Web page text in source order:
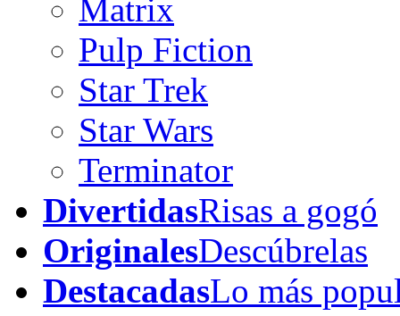
Matrix
Pulp Fiction
Star Trek
Star Wars
Terminator
DivertidasRisas a gogó
OriginalesDescúbrelas
DestacadasLo más